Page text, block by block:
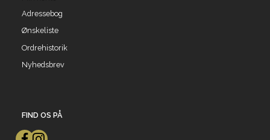
Adressebog
Ønskeliste
Ordrehistorik
Nyhedsbrev
FIND OS PÅ